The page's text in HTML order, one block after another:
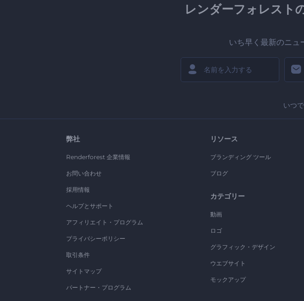
レンダーフォレスト
いち早く最新のニュ
いつ
弊社
Renderforest 企業情報
お問い合わせ
採用情報
ヘルプとサポート
アフィリエイト・プログラム
プライバシーポリシー
取引条件
サイトマップ
パートナー・プログラム
リソース
ブランディング ツール
ブログ
カテゴリー
動画
ロゴ
グラフィック・デザイン
ウエブサイト
モックアップ